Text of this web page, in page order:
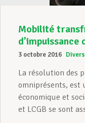
Mobilité
d’impuissance
3 octobre 2016 Divers
La résolution des
omniprésents, est
économique et
et LCGB se sont